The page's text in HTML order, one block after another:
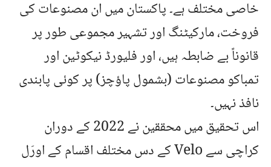
خاصی مختلفہے۔ پاکستان میں ان مصنوعات کی
فروخت، مارکیٹنگ اور تشہیر مجموعی طور پر
قانوناً بے ضابطہ ہیں، اور فلیورڈ نیکوٹین اور
تمباکو مصنوعات (بشمول پاؤچز) پر کوئی پابندی
نافذ نہیں۔
اس تحقیق میں محققین نے 2022 کے دوران
کراچی سے Velo کے دس مختلف اقسام کے اورَل